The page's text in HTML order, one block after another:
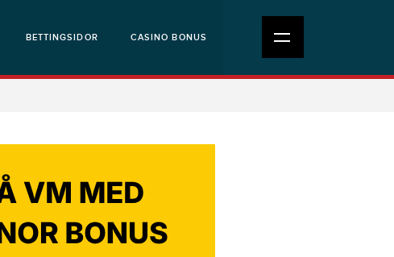
BETTINGSIDOR CASINO BONUS